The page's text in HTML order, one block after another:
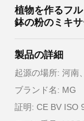
植物を作るフ
鉢の粉のミキ
製品の詳細
起源の場所: 河南
ブランド名: MG
証明: CE BV ISO